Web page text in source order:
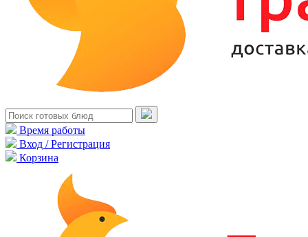
Время работы
Вход / Регистрация
Корзина